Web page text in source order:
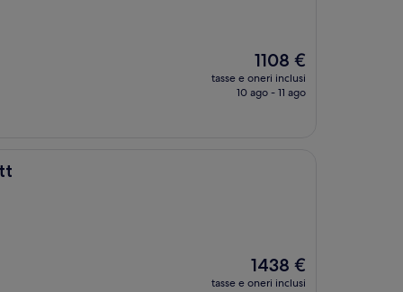
Il
prezzo
attuale
1108 €
tasse e oneri inclusi
10 ago - 11 ago
Il
prezzo
1438 €
tasse e oneri inclusi